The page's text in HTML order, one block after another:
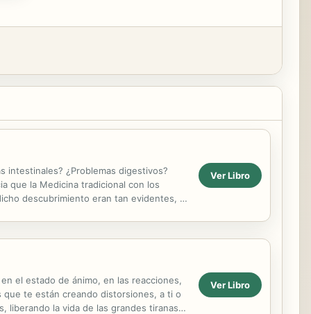
intestinales? ¿Problemas digestivos?
que la Medicina tradicional con los
descubrimiento eran tan evidentes, y
Ver Libro
el estado de ánimo, en las reacciones,
te están creando distorsiones, a ti o
liberando la vida de las grandes tiranas
Ver Libro